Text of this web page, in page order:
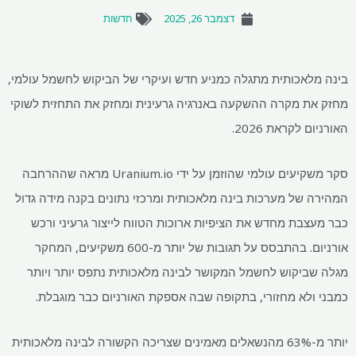
דצמבר 26, 2025 חדשות
בינה מלאכותית מתגלה כמניע חדש ועיקרי של הביקוש לחשמל עולמי,
מחזק את מקרה ההשקעה באנרגיה גרעינית ומחזק את התחזית לשוקי
האורניום לקראת 2026.
סקר משקיעים עולמי שהוזמן על ידי Uranium.io מראה שההרחבה
המהירה של מערכות בינה מלאכותית ומרכזי נתונים בקנה מידה גדול
כבר מעצבת מחדש את הציפיות ארוכות הטווח לייצור גרעיני ורכש
אורניום. בהתבסס על תגובות של יותר מ-600 משקיעים, המחקר
מגלה שביקוש לחשמל המקושר לבינה מלאכותית נתפס יותר ויותר
כמבני ולא מחזורי, בתקופה שבה אספקת האורניום כבר מוגבלת.
יותר מ-63% מהנשאלים מאמינים שצריכה הקשורה לבינה מלאכותית